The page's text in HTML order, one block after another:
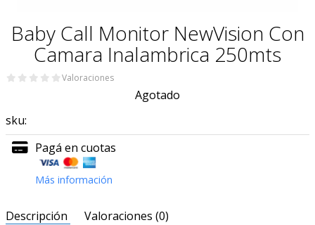
Baby Call Monitor NewVision Con
Camara Inalambrica 250mts
Valoraciones
Agotado
sku:
Pagá en cuotas
Más información
Descripción Valoraciones (0)